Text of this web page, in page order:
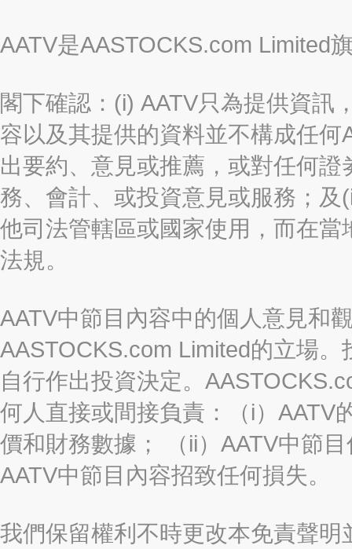
AATV是AASTOCKS.com Limited
閣下確認：(i) AATV只為提供資訊
容以及其提供的資料並不構成任
出要約、意見或推薦，或對任何
務、會計、或投資意見或服務；
他司法管轄區或國家使用，而在
法規。
AATV中節目內容中的個人意見和
AASTOCKS.com Limited的立場
自行作出投資決定。
何人直接或間接負責：（i）AATV
價和財務數據； （ii）AATV中節
AATV中節目內容招致任何損失。
我們保留權利不時更改本免責聲